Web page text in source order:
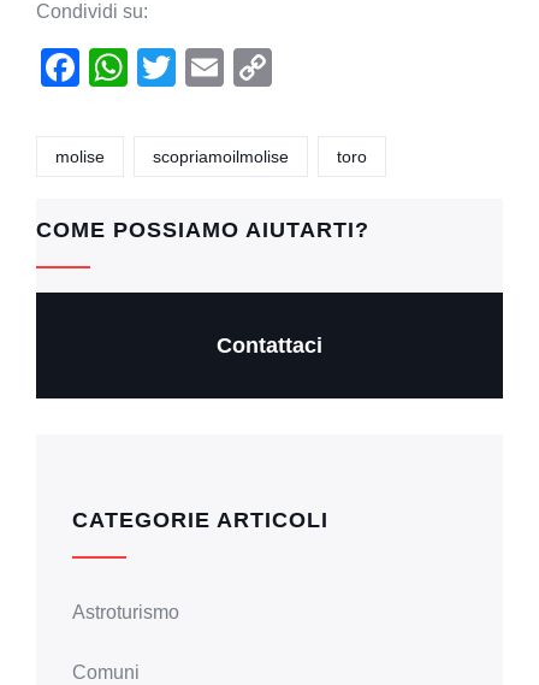
Condividi su:
F
c
b
o
o
W
at
A
p
T
tt
E
ail p
Li
k
molise scopriamoilmolise toro
COME POSSIAMO AIUTARTI?
Contattaci
CATEGORIE ARTICOLI
Astroturismo
Comuni